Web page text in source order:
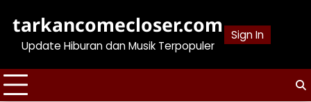
content
tarkancomecloser.com
Update Hiburan dan Musik Terpopuler
Sign In